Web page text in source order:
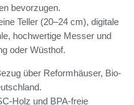
bevorzugen.
Teller (20–24 cm), digitale
hochwertige Messer und
oder Wüsthof.
über Reformhäuser, Bio-
Holz und BPA-freie